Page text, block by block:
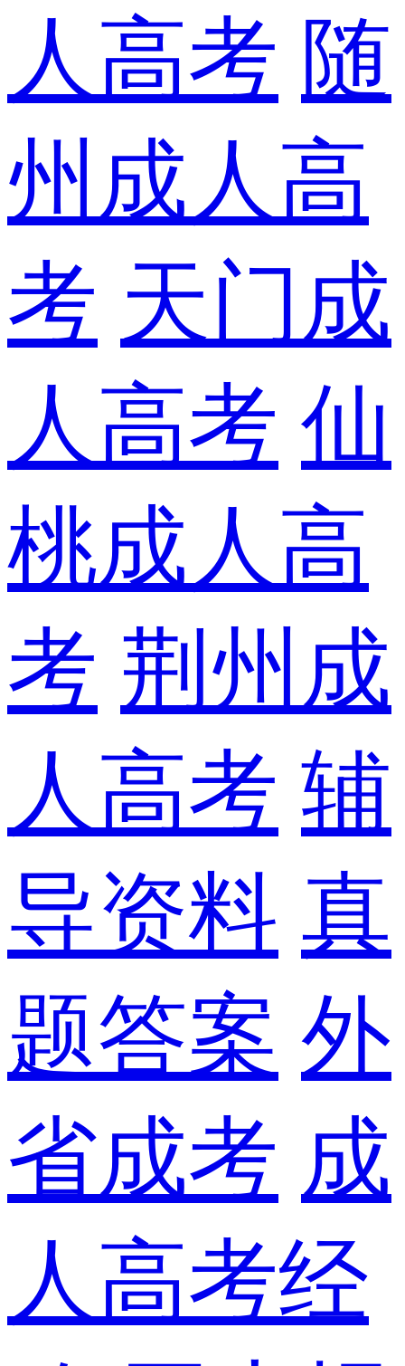
人高考 随
州成人高
考 天门成
人高考 仙
桃成人高
考 荆州成
人高考 辅
导资料 真
题答案 外
省成考 成
人高考经